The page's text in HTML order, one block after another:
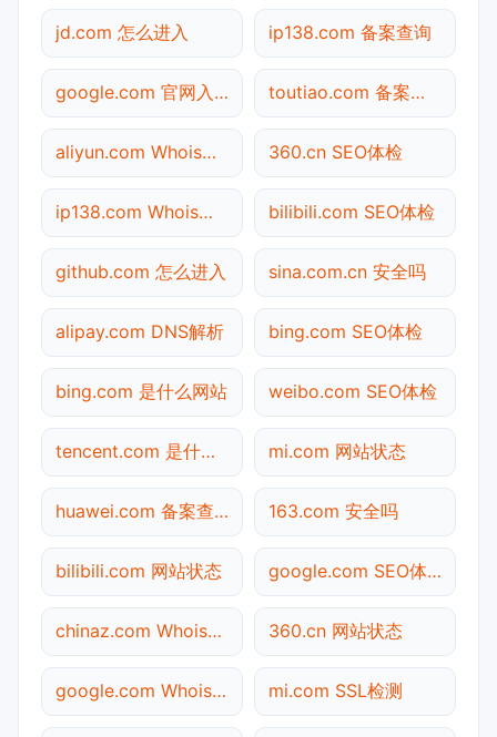
jd.com 怎么进入 ip138.com 备案查询
google.com 官网入口 toutiao.com 备案查询
aliyun.com Whois查询 360.cn SEO体检
ip138.com Whois查询 bilibili.com SEO体检
github.com 怎么进入 sina.com.cn 安全吗
alipay.com DNS解析 bing.com SEO体检
bing.com 是什么网站 weibo.com SEO体检
tencent.com 是什么网站 mi.com 网站状态
huawei.com 备案查询 163.com 安全吗
bilibili.com 网站状态 google.com SEO体检
chinaz.com Whois查询 360.cn 网站状态
google.com Whois查询 mi.com SSL检测